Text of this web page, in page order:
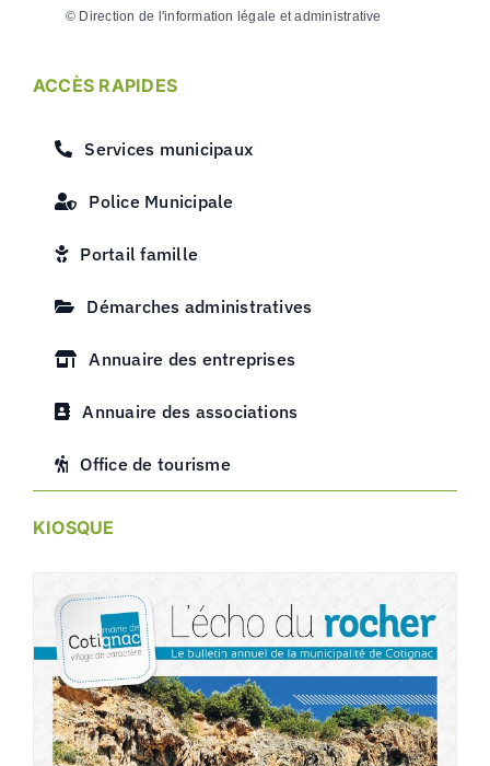
© Direction de l'information légale et administrative
ACCÈS RAPIDES
Services municipaux
Police Municipale
Portail famille
Démarches administratives
Annuaire des entreprises
Annuaire des associations
Office de tourisme
KIOSQUE